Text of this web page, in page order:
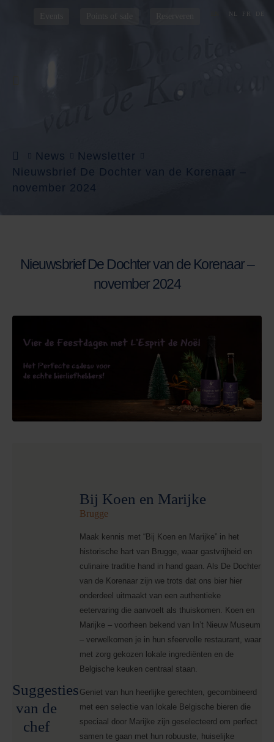
NL FR
News
Newsletter
Nieuwsbrief De Dochter van de Korenaar –
november 2024
Nieuwsbrief De Dochter van de Korenaar –
november 2024
Suggesties
van de
chef
Bij Koen en Marijke
Brugge
Maak kennis met “Bij Koen en Marijke” in het
historische hart van Brugge, waar gastvrijheid en
culinaire traditie hand in hand gaan. Als De Dochter
van de Korenaar zijn we trots dat ons bier hier
onderdeel uitmaakt van een authentieke
eetervaring die aanvoelt als thuiskomen. Koen en
Marijke – voorheen bekend van In’t Nieuw Museum
– verwelkomen je in hun sfeervolle restaurant, waar
met zorg gekozen lokale ingrediënten en de
Belgische keuken centraal staan.
Geniet van hun heerlijke gerechten, gecombineerd
met een selectie van lokale Belgische bieren die
speciaal door Marijke zijn geselecteerd om perfect
samen te gaan met hun robuuste, huiselijke